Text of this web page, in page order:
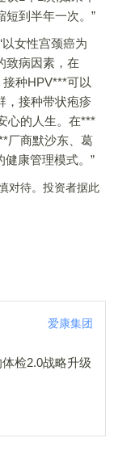
短到半年一次。”
女性宫颈癌为
致病因素，在
种HPV***可以
，接种带状疱疹
心的人生。在***
厂商默沙东、葛
康管理模式。”
对待。投资者据此
爱康集团
检2.0战略升级